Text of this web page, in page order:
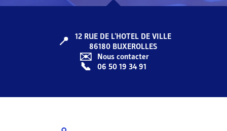
📍
12 RUE DE L'HOTEL DE VILLE
86180 BUXEROLLES
✉️ Nous contacter
📞 06 50 19 34 91